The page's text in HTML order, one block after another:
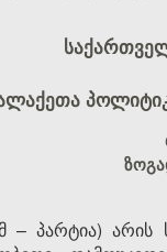
– პარტია)